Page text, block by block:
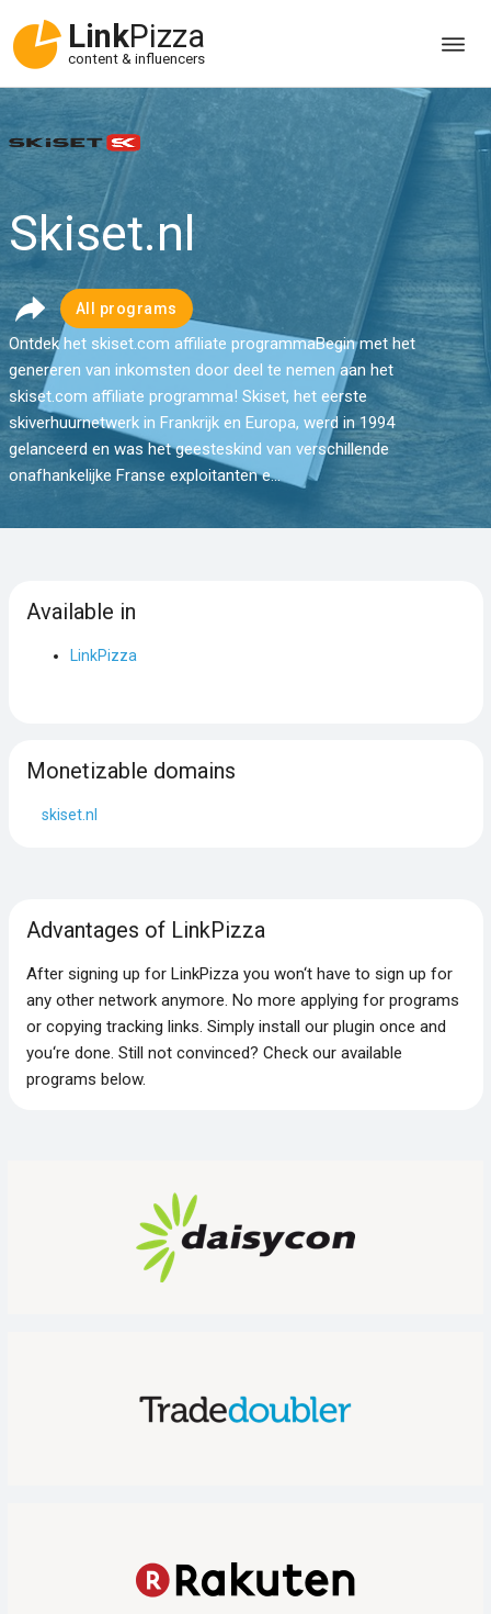
LinkPizza
content & influencers
Skiset.nl
All programs
Ontdek het skiset.com affiliate programmaBegin met het
genereren van inkomsten door deel te nemen aan het
skiset.com affiliate programma! Skiset, het eerste
skiverhuurnetwerk in Frankrijk en Europa, werd in 1994
gelanceerd en was het geesteskind van verschillende
onafhankelijke Franse exploitanten e...
Available in
LinkPizza
Monetizable domains
skiset.nl
Advantages of LinkPizza
After signing up for LinkPizza you won‘t have to sign up for
any other network anymore. No more applying for programs
or copying tracking links. Simply install our plugin once and
you‘re done. Still not convinced? Check our available
programs below.